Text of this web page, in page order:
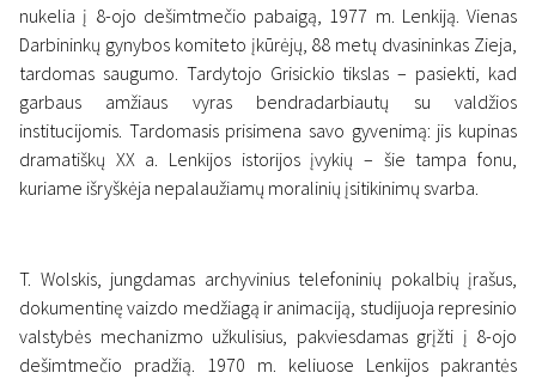
nukelia į 8-ojo dešimtmečio pabaigą, 1977 m. Lenkiją. Vienas
Darbininkų gynybos komiteto įkūrėjų, 88 metų dvasininkas Zieja,
tardomas saugumo. Tardytojo Grisickio tikslas – pasiekti, kad
garbaus amžiaus vyras bendradarbiautų su valdžios
institucijomis. Tardomasis prisimena savo gyvenimą: jis kupinas
dramatiškų XX a. Lenkijos istorijos įvykių – šie tampa fonu,
kuriame išryškėja nepalaužiamų moralinių įsitikinimų svarba.
T. Wolskis, jungdamas archyvinius telefoninių pokalbių įrašus,
dokumentinę vaizdo medžiagą ir animaciją, studijuoja represinio
valstybės mechanizmo užkulisius, pakviesdamas grįžti į 8-ojo
dešimtmečio pradžią. 1970 m. keliuose Lenkijos pakrantės